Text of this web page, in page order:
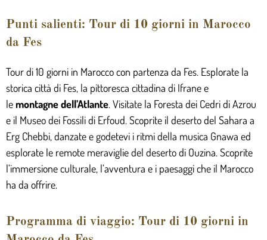
Punti salienti: Tour di 10 giorni in Marocco
da Fes
Tour di 10 giorni in Marocco con partenza da Fes. Esplorate la
storica città di Fes, la pittoresca cittadina di Ifrane e
lemontagne dell’Atlante. Visitate la Foresta dei Cedri di Azrou
e il Museo dei Fossili di Erfoud. Scoprite il deserto del Sahara a
Erg Chebbi, danzate e godetevi i ritmi della musica Gnawa ed
esplorate le remote meraviglie del deserto di Ouzina. Scoprite
l’immersione culturale, l’avventura e i paesaggi che il Marocco
ha da offrire.
Programma di viaggio: Tour di 10 giorni in